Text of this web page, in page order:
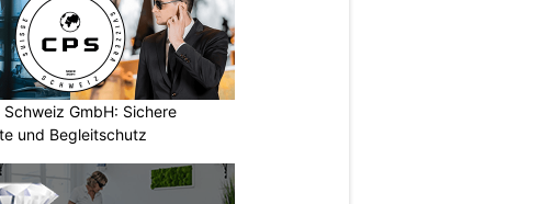
GmbH: Sichere
und Begleitschutz